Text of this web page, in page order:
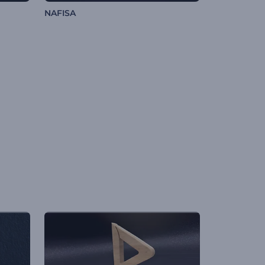
NAFISA